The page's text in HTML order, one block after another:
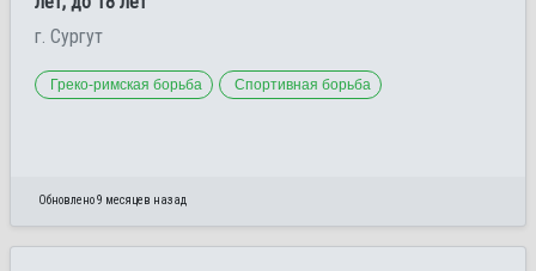
г. Сургут
Греко-римская борьба Спортивная борьба
Обновлено 9 месяцев назад